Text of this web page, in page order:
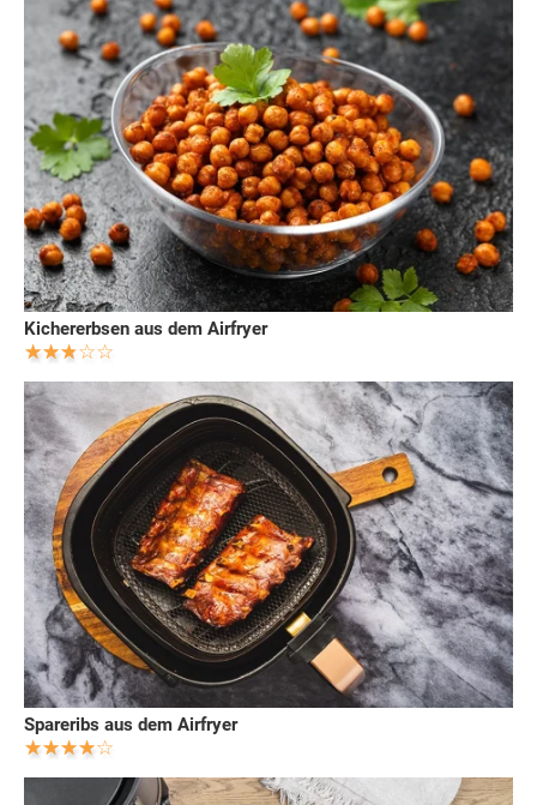
Kichererbsen aus dem Airfryer
Spareribs aus dem Airfryer